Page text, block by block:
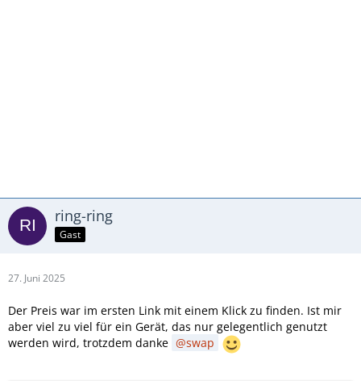
ring-ring
Gast
27. Juni 2025
Der Preis war im ersten Link mit einem Klick zu finden. Ist mir
aber viel zu viel für ein Gerät, das nur gelegentlich genutzt
werden wird, trotzdem danke
swap